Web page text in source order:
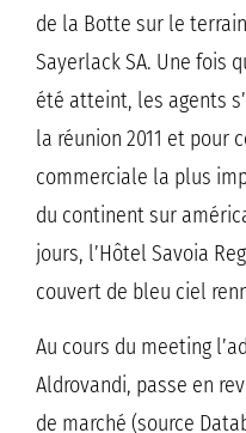
de la Botte sur le
Sayerlack SA. Une fois
été atteint, les agents
la réunion 2011 et pour
commerciale la plus
du continent sur
jours, l’Hôtel Savoia
couvert de bleu ciel
Au cours du meeting
Aldrovandi, passe en
de marché (source